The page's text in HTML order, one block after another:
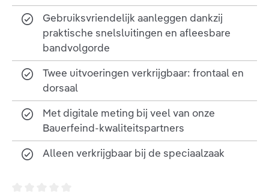
Gebruiksvriendelijk aanleggen dankzij
praktische snelsluitingen en afleesbare
bandvolgorde
Twee uitvoeringen verkrijgbaar: frontaal en
dorsaal
Met digitale meting bij veel van onze
Bauerfeind-kwaliteitspartners
Alleen verkrijgbaar bij de speciaalzaak